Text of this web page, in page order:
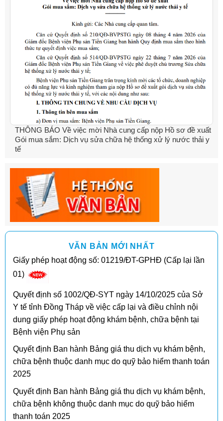
THÔNG BÁO Về việc mời Nhà cung cấp nộp Hồ sơ đề xuất
Gói mua sắm: Dịch vụ sửa chữa hệ thống xử lý nước thải y
tế
VĂN BẢN MỚI NHẤT
Giấy phép hoạt động số: 01219/ĐT-GPHĐ (Cấp lại lần
01)
Quyết định số 1002/QĐ-SYT ngày 14/10/2025 của Sở
Y tế tỉnh Đồng Tháp về việc cấp lại và điều chỉnh nội
dung giấy phép hoạt động khám bệnh, chữa bệnh tại
Bệnh viện Phụ sản
Quyết định Ban hành Bảng giá thu dịch vụ khám bệnh,
chữa bệnh thuộc danh mục do quỹ bảo hiểm thanh toán
2025
Quyết định Ban hành Bảng giá thu dịch vụ khám bệnh,
chữa bệnh không thuộc danh mục do quỹ bảo hiểm
thanh toán 2025